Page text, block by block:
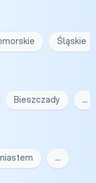
Śląskie
Bieszczady …
…